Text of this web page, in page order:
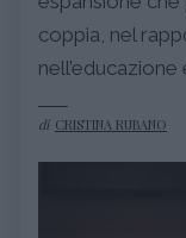
coppia, nel
di CRISTINA RUBANO